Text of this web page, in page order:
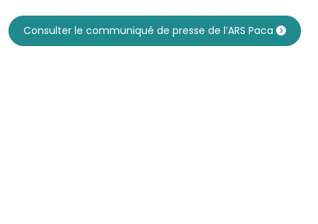
Consulter le communiqué de presse de l’ARS Paca